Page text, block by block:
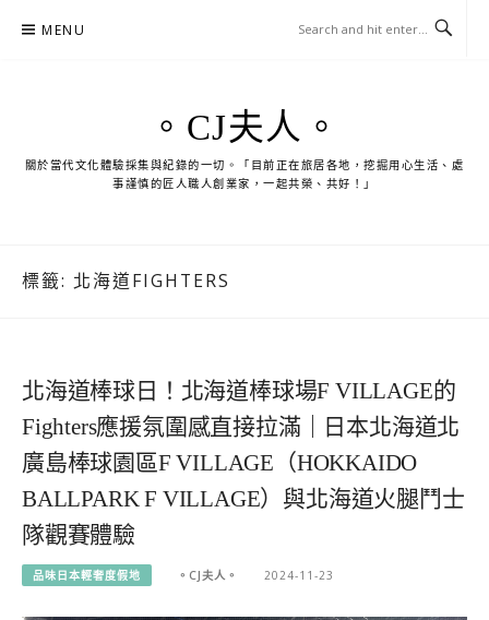
MENU
。CJ夫人。
關於當代文化體驗採集與紀錄的一切。「目前正在旅居各地，挖掘用心生活、處
事謹慎的匠人職人創業家，一起共榮、共好！」
標籤: 北海道FIGHTERS
北海道棒球日！北海道棒球場F VILLAGE的
Fighters應援氛圍感直接拉滿｜日本北海道北
廣島棒球園區F VILLAGE（HOKKAIDO
BALLPARK F VILLAGE）與北海道火腿鬥士
隊觀賽體驗
品味日本輕奢度假地 。CJ夫人。 2024-11-23